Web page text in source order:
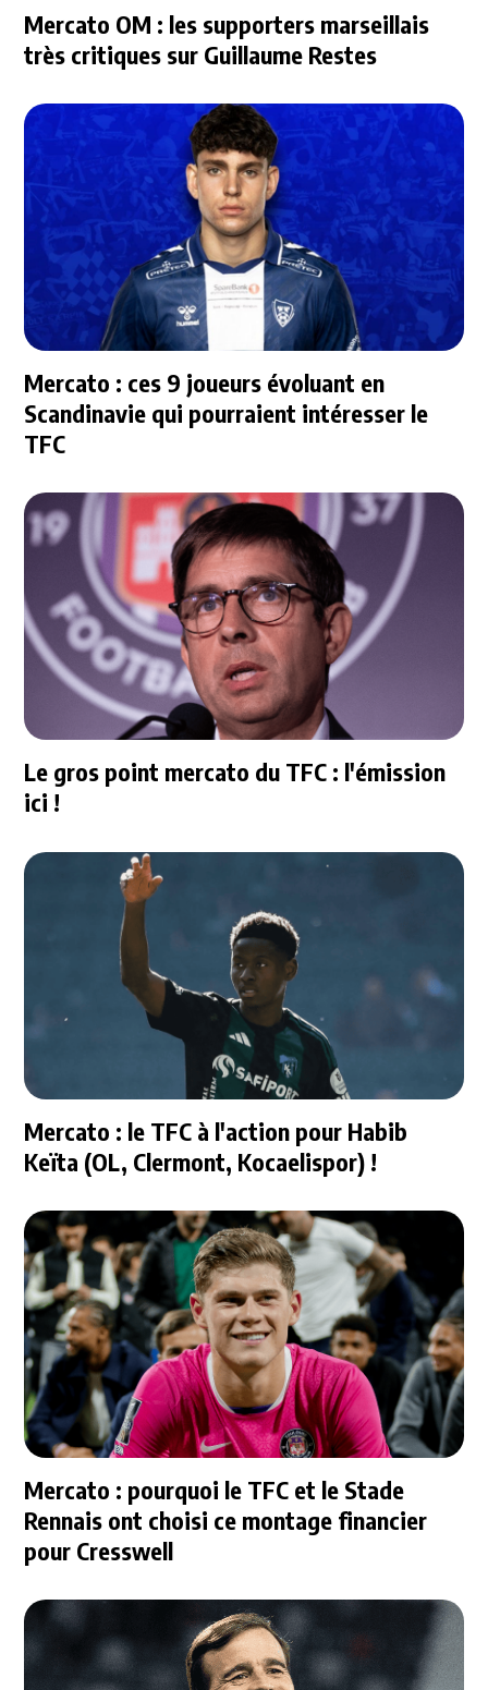
Mercato OM : les supporters marseillais
très critiques sur Guillaume Restes
Mercato : ces 9 joueurs évoluant en
Scandinavie qui pourraient intéresser le
TFC
Le gros point mercato du TFC : l'émission
ici !
Mercato : le TFC à l'action pour Habib
Keïta (OL, Clermont, Kocaelispor) !
Mercato : pourquoi le TFC et le Stade
Rennais ont choisi ce montage financier
pour Cresswell